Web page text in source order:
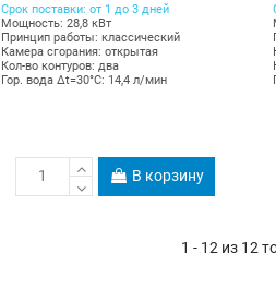
Срок поставки: от 1 до 3 дней
Мощность: 28,8 кВт
Принцип работы: классический
Камера сгорания: открытая
Кол-во контуров: два
Гор. вода Δt=30°C: 14,4 л/мин
В корзину
1 - 12 из 12